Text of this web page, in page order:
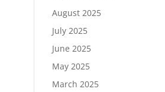
August 2025
July 2025
June 2025
May 2025
March 2025